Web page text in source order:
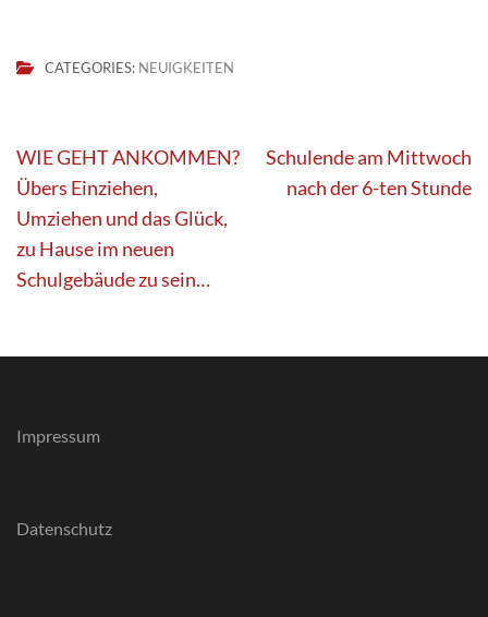
CATEGORIES: NEUIGKEITEN
Beitragsnavigation
WIE GEHT ANKOMMEN?
Übers Einziehen,
Umziehen und das Glück,
zu Hause im neuen
Schulgebäude zu sein…
Schulende am Mittwoch
nach der 6-ten Stunde
Impressum
Datenschutz